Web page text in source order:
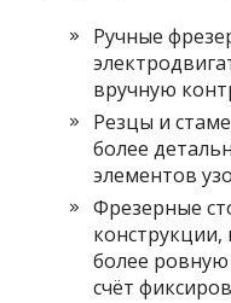
Ручные
вручную
Резцы и
более
элементов
Фрезерные
более ровную
счёт